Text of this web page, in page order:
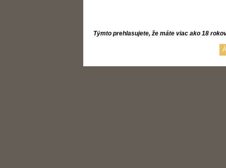
Týmto prehlasujete, že máte viac ako 18